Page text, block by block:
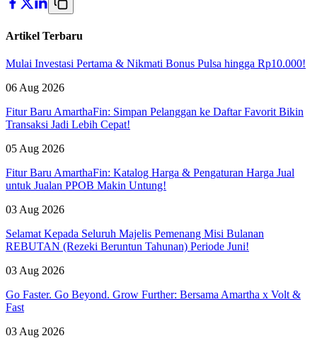
Artikel Terbaru
Mulai Investasi Pertama & Nikmati Bonus Pulsa hingga Rp10.000!
06 Aug 2026
Fitur Baru AmarthaFin: Simpan Pelanggan ke Daftar Favorit Bikin
Transaksi Jadi Lebih Cepat!
05 Aug 2026
Fitur Baru AmarthaFin: Katalog Harga & Pengaturan Harga Jual
untuk Jualan PPOB Makin Untung!
03 Aug 2026
Selamat Kepada Seluruh Majelis Pemenang Misi Bulanan
REBUTAN (Rezeki Beruntun Tahunan) Periode Juni!
03 Aug 2026
Go Faster. Go Beyond. Grow Further: Bersama Amartha x Volt &
Fast
03 Aug 2026